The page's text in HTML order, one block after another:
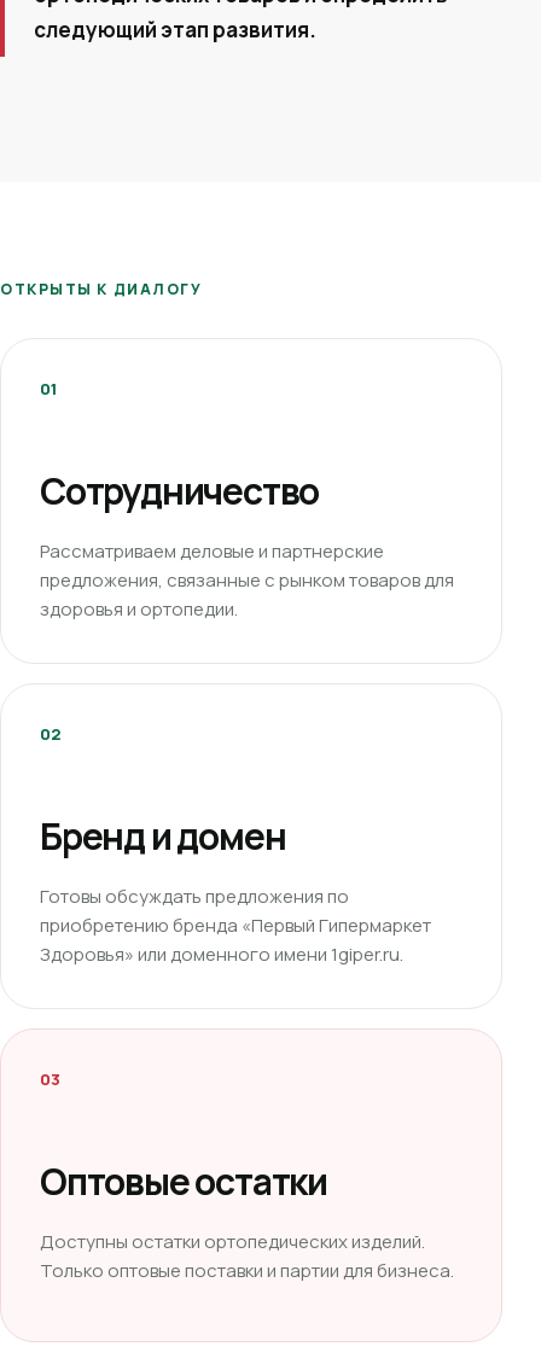
следующий этап развития.
ОТКРЫТЫ К ДИАЛОГУ
01
Сотрудничество
Рассматриваем деловые и партнерские
предложения, связанные с рынком товаров для
здоровья и ортопедии.
02
Бренд и домен
Готовы обсуждать предложения по
приобретению бренда «Первый Гипермаркет
Здоровья» или доменного имени 1giper.ru.
03
Оптовые остатки
Доступны остатки ортопедических изделий.
Только оптовые поставки и партии для бизнеса.